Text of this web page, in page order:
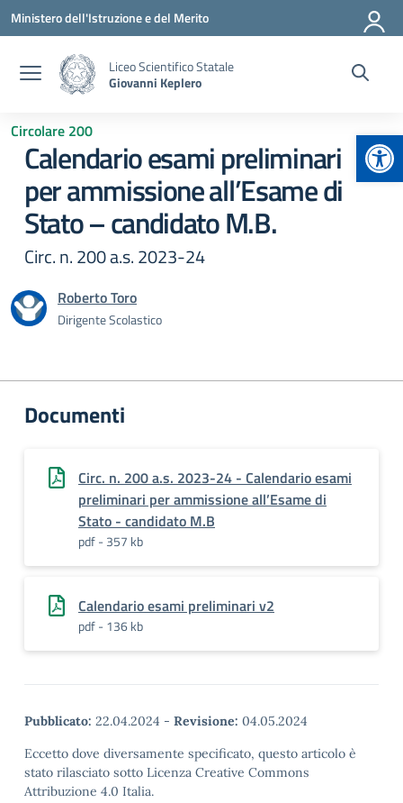
Vai ai contenuti
Vai al menu di navigazione
Vai al footer
Ministero dell'Istruzione e del Merito
Liceo Scientifico Statale
Giovanni Keplero
Circolare 200
Calendario esami preliminari
per ammissione all’Esame di
Stato – candidato M.B.
Circ. n. 200 a.s. 2023-24
Roberto Toro
Dirigente Scolastico
Documenti
Circ. n. 200 a.s. 2023-24 - Calendario esami
preliminari per ammissione all’Esame di
Stato - candidato M.B
pdf - 357 kb
Calendario esami preliminari v2
pdf - 136 kb
Pubblicato: 22.04.2024 - Revisione: 04.05.2024
Eccetto dove diversamente specificato, questo articolo è
stato rilasciato sotto Licenza Creative Commons
Attribuzione 4.0 Italia.